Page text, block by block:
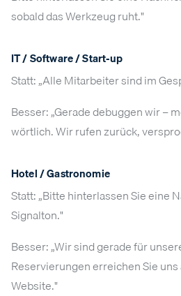
sobald das Werkzeug ruht."
IT / Software / Start-up
Statt: „Alle Mitarbeiter sind im
Besser: „Gerade debuggen wir –
wörtlich. Wir rufen zurück,
Hotel / Gastronomie
Statt: „Bitte hinterlassen Sie eine
Signalton."
Besser: „Wir sind gerade für
Reservierungen erreichen Sie
Website."